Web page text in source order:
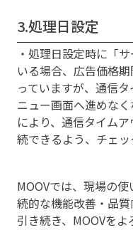
3.処理日設定
・処理日設定時に「
いる場合、広告価格
っていますが、通信
ニュー画面へ進めな
により、通信タイム
続できるよう、チェッ
MOOVでは、現場の
続的な機能改善・品質
引き続き、MOOVをよ